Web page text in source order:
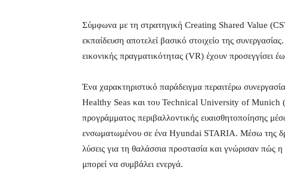
Σύμφωνα με τη στρατηγική Creating Shared Value
εκπαίδευση αποτελεί βασικό στοιχείο της
εικονικής πραγματικότητας (VR) έχουν προσεγγίσει
Ένα χαρακτηριστικό παράδειγμα περαιτέρω
Healthy Seas και του Technical University of Munich
προγράμματος περιβαλλοντικής ευαισθητοποίησης
ενσωματωμένου σε ένα Hyundai STARIA. Μέσω της
λύσεις για τη θαλάσσια προστασία και γνώρισαν πώς
μπορεί να συμβάλει ενεργά.